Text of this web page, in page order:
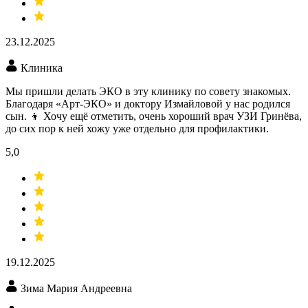
23.12.2025
Клиника
Мы пришли делать ЭКО​ в эту клинику по совету знакомых.
Благодаря «Арт-ЭКО» и доктору Измайловой у нас родился
сын. 👦 Хочу ещё отметить, очень хороший врач УЗИ​ Гринёва,
до сих пор к ней хожу уже отдельно для профилактики.
5,0
19.12.2025
Зима Мария Андреевна